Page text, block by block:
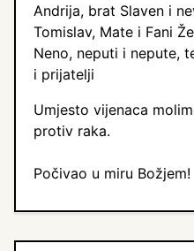
Andrija, brat Slaven i
Tomislav, Mate i Fani
Neno, neputi i nepute,
i prijatelji
Umjesto vijenaca
protiv raka.
Počivao u miru Božjem!